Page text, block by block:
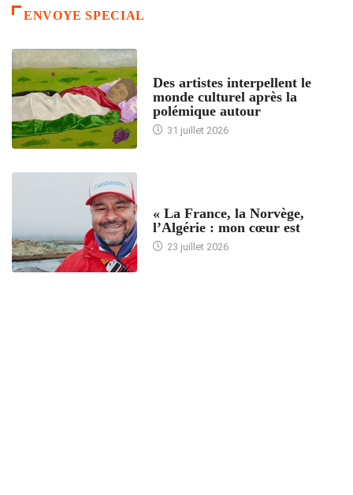
ENVOYE SPECIAL
Des artistes interpellent le
monde culturel après la
polémique autour
31 juillet 2026
« La France, la Norvège,
l’Algérie : mon cœur est
23 juillet 2026